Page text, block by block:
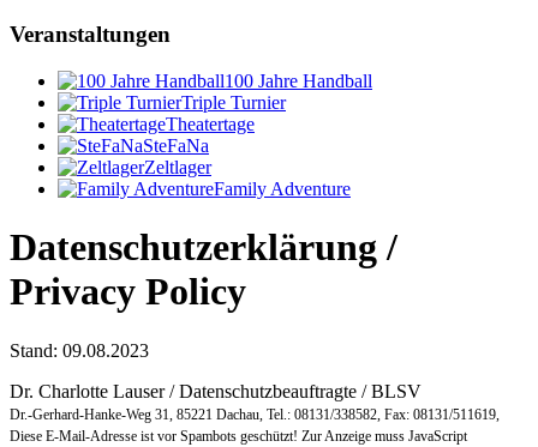
Veranstaltungen
100 Jahre Handball
Triple Turnier
Theatertage
SteFaNa
Zeltlager
Family Adventure
Datenschutzerklärung /
Privacy Policy
Stand: 09.08.2023
Dr. Charlotte Lauser / Datenschutzbeauftragte / BLSV
Dr.-Gerhard-Hanke-Weg 31, 85221 Dachau, Tel.: 08131/338582, Fax: 08131/511619,
Diese E-Mail-Adresse ist vor Spambots geschützt! Zur Anzeige muss JavaScript